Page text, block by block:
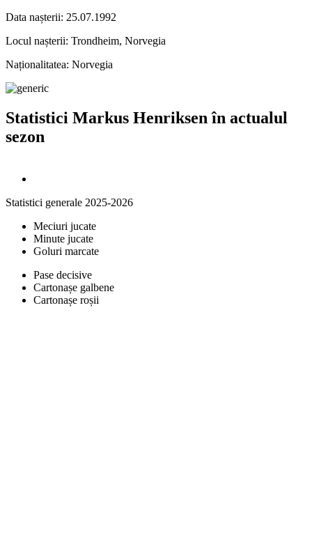
Data nașterii: 25.07.1992
Locul nașterii: Trondheim, Norvegia
Naționalitatea: Norvegia
Statistici Markus Henriksen în actualul
sezon
Statistici generale 2025-2026
Meciuri jucate
Minute jucate
Goluri marcate
Pase decisive
Cartonașe galbene
Cartonașe roșii